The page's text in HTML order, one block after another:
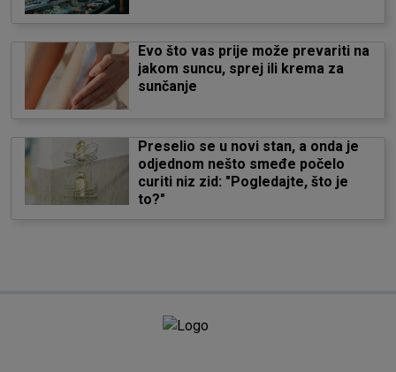
Evo što vas prije može prevariti na
jakom suncu, sprej ili krema za
sunčanje
Preselio se u novi stan, a onda je
odjednom nešto smeđe počelo
curiti niz zid: "Pogledajte, što je
to?"